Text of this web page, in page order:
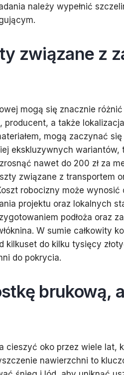
należy wypełnić
związane z
mogą się znacznie
producent, a także
mogą zaczynać
ekskluzywnych
nawet do 200 zł za
związane z transportem
robocizny może
projektu oraz lokalnych
podłoża oraz
W sumie całkowity
kilkuset do kilku tysięcy
do pokrycia.
brukową,
cieszyć oko przez wiele lat,
nawierzchni to